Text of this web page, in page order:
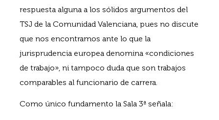
respuesta alguna a los sólidos argumentos del
TSJ de la Comunidad Valenciana, pues no discute
que nos encontramos ante lo que la
jurisprudencia europea denomina «condiciones
de trabajo», ni tampoco duda que son trabajos
comparables al funcionario de carrera.
Como único fundamento la Sala 3ª señala: